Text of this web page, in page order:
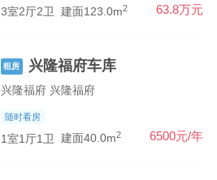
3室2厅2卫 建面123.0m2 63.8万元
租房 兴隆福府车库
兴隆福府 兴隆福府
随时看房
1室1厅1卫 建面40.0m2 6500元/年